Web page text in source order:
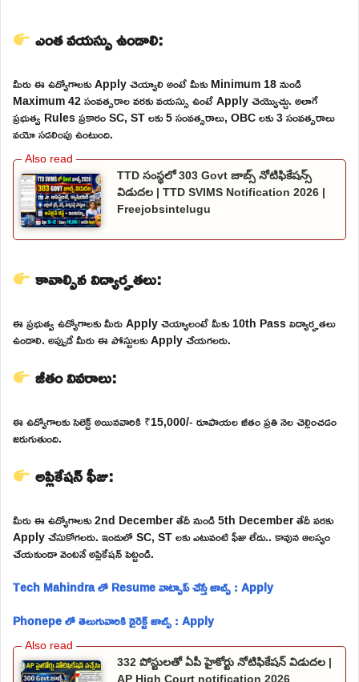
ఎంత వయస్సు ఉండాలి:
మీరు ఈ ఉద్యోగాలకు Apply చెయ్యాలి అంటే మీకు Minimum 18 నుండి
Maximum 42 సంవత్సరాల వరకు వయస్సు ఉంటే Apply చెయ్యొచ్చు. అలాగే
ప్రభుత్వ Rules ప్రకారం SC, ST లకు 5 సంవత్సరాలు, OBC లకు 3 సంవత్సరాలు
వయో సడలింపు ఉంటుంది.
TTD సంస్థలో 303 Govt జాబ్స్ నోటిఫికేషన్స్
విడుదల | TTD SVIMS Notification 2026 |
Freejobsintelugu
కావాల్సిన విద్యార్హతలు:
ఈ ప్రభుత్వ ఉద్యోగాలకు మీరు Apply చెయ్యాలంటే మీకు 10th Pass విద్యార్హతలు
ఉండాలి. అప్పుడే మీరు ఈ పోస్టులకు Apply చేయగలరు.
జీతం వివరాలు:
ఈ ఉద్యోగాలకు సెలెక్ట్ అయినవారికి ₹15,000/- రూపాయల జీతం ప్రతి నెల చెల్లించడం
జరుగుతుంది.
అప్లికేషన్ ఫీజు:
మీరు ఈ ఉద్యోగాలకు 2nd December తేదీ నుండి 5th December తేదీ వరకు
Apply చేసుకోగలరు. ఇందులో SC, ST లకు ఎటువంటి ఫీజు లేదు.. కావున ఆలస్యం
చేయకుండా వెంటనే అప్లికేషన్ పెట్టండి.
Tech Mahindra లో Resume వాట్సాప్ చేస్తే జాబ్స్ : Apply
Phonepe లో తెలుగువారికి డైరెక్ట్ జాబ్స్ : Apply
332 పోస్టులతో ఏపీ హైకోర్టు నోటిఫికేషన్ విడుదల |
AP High Court notification 2026